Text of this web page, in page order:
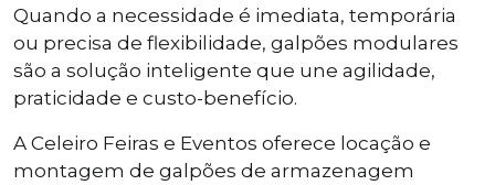
Quando a necessidade é imediata, temporária
ou precisa de flexibilidade, galpões modulares
são a solução inteligente que une agilidade,
praticidade e custo-benefício.
A Celeiro Feiras e Eventos oferece locação e
montagem de galpões de armazenagem